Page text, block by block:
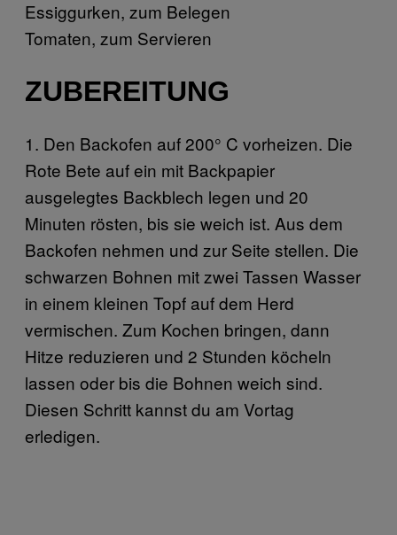
Essiggurken, zum Belegen
Tomaten, zum Servieren
ZUBEREITUNG
1. Den Backofen auf 200° C vorheizen. Die
Rote Bete auf ein mit Backpapier
ausgelegtes Backblech legen und 20
Minuten rösten, bis sie weich ist. Aus dem
Backofen nehmen und zur Seite stellen. Die
schwarzen Bohnen mit zwei Tassen Wasser
in einem kleinen Topf auf dem Herd
vermischen. Zum Kochen bringen, dann
Hitze reduzieren und 2 Stunden köcheln
lassen oder bis die Bohnen weich sind.
Diesen Schritt kannst du am Vortag
erledigen.